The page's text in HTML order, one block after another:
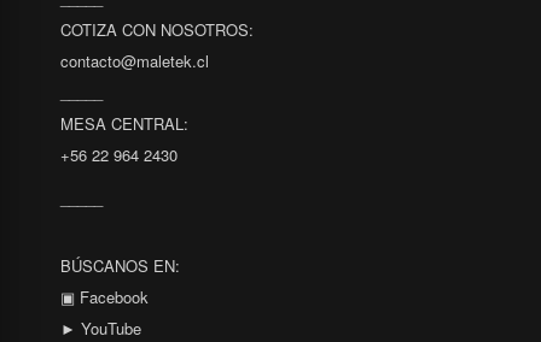
COTIZA CON NOSOTROS:
contacto@maletek.cl
MESA CENTRAL:
+56 22 964 2430
BÚSCANOS EN:
▣ Facebook
► YouTube